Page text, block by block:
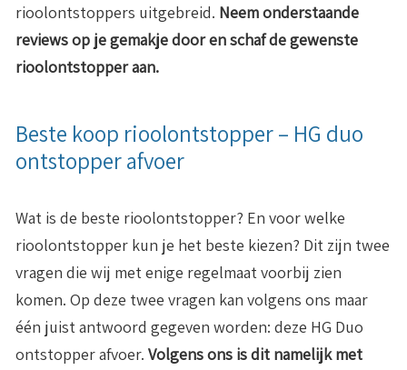
rioolontstoppers uitgebreid. Neem onderstaande
reviews op je gemakje door en schaf de gewenste
rioolontstopper aan.
Beste koop rioolontstopper – HG duo
ontstopper afvoer
Wat is de beste rioolontstopper? En voor welke
rioolontstopper kun je het beste kiezen? Dit zijn twee
vragen die wij met enige regelmaat voorbij zien
komen. Op deze twee vragen kan volgens ons maar
één juist antwoord gegeven worden: deze HG Duo
ontstopper afvoer. Volgens ons is dit namelijk met